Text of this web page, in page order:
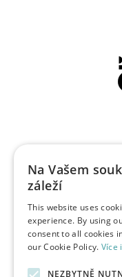
Na Vašem
záleží
This website uses
experience. By using
consent to all cookies
our Cookie Policy. Více
NEZBYTNĚ